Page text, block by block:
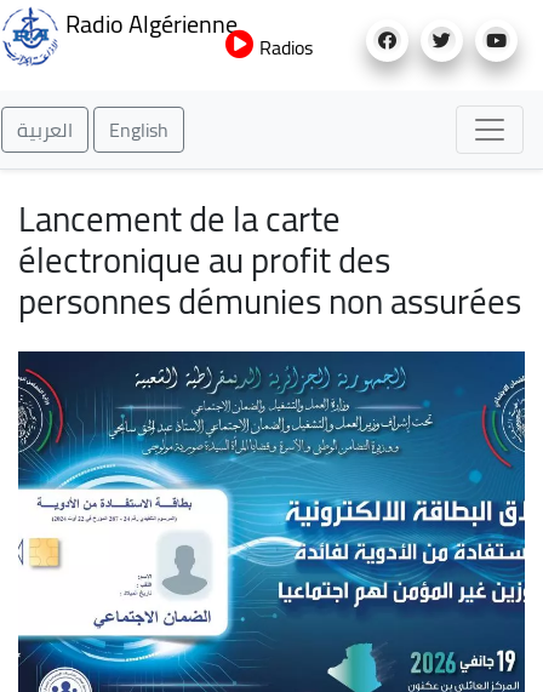
au
Radio Algérienne
Radios
العربية English
Lancement de la carte
électronique au profit des
personnes démunies non assurées